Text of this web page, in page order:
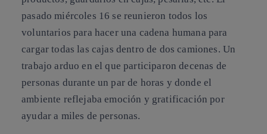
pasado miércoles 16 se reunieron todos los
voluntarios para hacer una cadena humana para
cargar todas las cajas dentro de dos camiones. Un
trabajo arduo en el que participaron decenas de
personas durante un par de horas y donde el
ambiente reflejaba emoción y gratificación por
ayudar a miles de personas.